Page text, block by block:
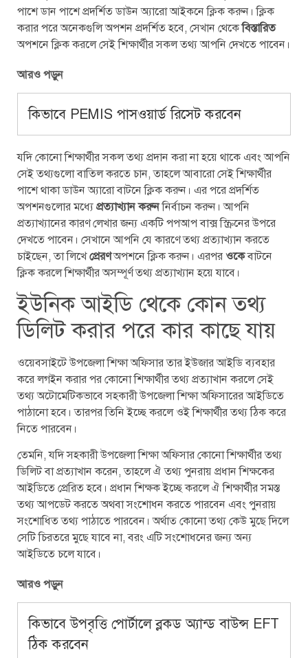
পাশে ডান পাশে প্রদর্শিত ডাউন অ্যারো আইকনে ক্লিক করুন। ক্লিক
করার পরে অনেকগুলি অপশন প্রদর্শিত হবে, সেখান থেকেবিস্তারিত
অপশনে ক্লিক করলে সেই শিক্ষার্থীর সকল তথ্য আপনি দেখতে পাবেন।
আরও পড়ুন
কিভাবে PEMIS পাসওয়ার্ড রিসেট করবেন
যদি কোনো শিক্ষার্থীর সকল তথ্য প্রদান করা না হয়ে থাকে এবং আপনি
সেই তথ্যগুলো বাতিল করতে চান, তাহলে আবারো সেই শিক্ষার্থীর
পাশে থাকা ডাউন অ্যারো বাটনে ক্লিক করুন। এর পরে প্রদর্শিত
অপশনগুলোর মধ্যেপ্রত্যাখ্যান করুননির্বাচন করুন। আপনি
প্রত্যাখ্যানের কারণ লেখার জন্য একটি পপআপ বাক্স স্ক্রিনের উপরে
দেখতে পাবেন। সেখানে আপনি যে কারণে তথ্য প্রত্যাখ্যান করতে
চাইছেন, তা লিখেপ্রেরণঅপশনে ক্লিক করুন। এরপরওকেবাটনে
ক্লিক করলে শিক্ষার্থীর অসম্পূর্ণ তথ্য প্রত্যাখ্যান হয়ে যাবে।
ইউনিক আইডি থেকে কোন তথ্য
ডিলিট করার পরে কার কাছে যায়
ওয়েবসাইটে উপজেলা শিক্ষা অফিসার তার ইউজার আইডি ব্যবহার
করে লগইন করার পর কোনো শিক্ষার্থীর তথ্য প্রত্যাখান করলে সেই
তথ্য অটোমেটিকভাবে সহকারী উপজেলা শিক্ষা অফিসারের আইডিতে
পাঠানো হবে। তারপর তিনি ইচ্ছে করলে ওই শিক্ষার্থীর তথ্য ঠিক করে
নিতে পারবেন।
তেমনি, যদি সহকারী উপজেলা শিক্ষা অফিসার কোনো শিক্ষার্থীর তথ্য
ডিলিট বা প্রত্যাখান করেন, তাহলে ঐ তথ্য পুনরায় প্রধান শিক্ষকের
আইডিতে প্রেরিত হবে। প্রধান শিক্ষক ইচ্ছে করলে ঐ শিক্ষার্থীর সমস্ত
তথ্য আপডেট করতে অথবা সংশোধন করতে পারবেন এবং পুনরায়
সংশোধিত তথ্য পাঠাতে পারবেন। অর্থাত্‍ কোনো তথ্য কেউ মুছে দিলে
সেটি চিরতরে মুছে যাবে না, বরং এটি সংশোধনের জন্য অন্য
আইডিতে চলে যাবে।
আরও পড়ুন
কিভাবে উপবৃত্তি পোর্টালে ব্লকড অ্যান্ড বাউন্স EFT
ঠিক করবেন